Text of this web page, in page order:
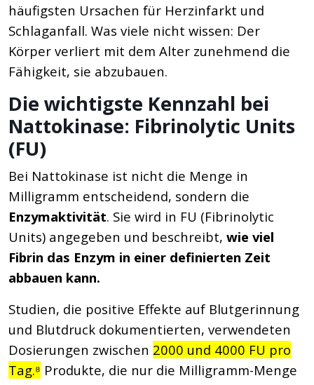
häufigsten Ursachen für Herzinfarkt und
Schlaganfall. Was viele nicht wissen: Der
Körper verliert mit dem Alter zunehmend die
Fähigkeit, sie abzubauen.
Die wichtigste Kennzahl bei
Nattokinase: Fibrinolytic Units
(FU)
Bei Nattokinase ist nicht die Menge in
Milligramm entscheidend, sondern die
Enzymaktivität. Sie wird in FU (Fibrinolytic
Units) angegeben und beschreibt, wie viel
Fibrin das Enzym in einer definierten Zeit
abbauen kann.
Studien, die positive Effekte auf Blutgerinnung
und Blutdruck dokumentierten, verwendeten
Dosierungen zwischen 2000 und 4000 FU pro
Tag.⁸ Produkte, die nur die Milligramm-Menge